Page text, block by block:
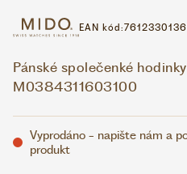
EAN kód:
Pánské společenké
M0384311603100
Vyprodáno - napište nám a
produkt